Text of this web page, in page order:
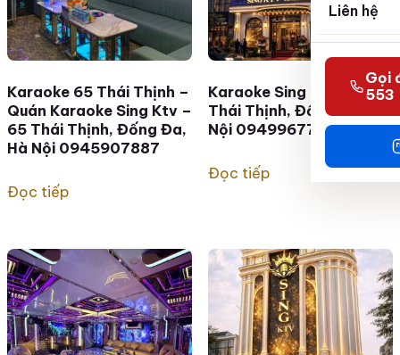
Liên hệ
Gọi
553
Karaoke 65 Thái Thịnh –
Quán Karaoke Sing Ktv –
65 Thái Thịnh, Đống Đa,
Hà Nội 0945907887
Đọc tiếp
Karaoke Sing KTV – 65
Thái Thịnh, Đống Đa, Hà
Nội 0949967786
Đọc tiếp